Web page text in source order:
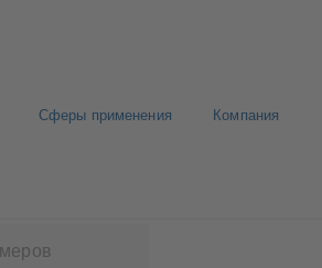
Сферы применения Компания